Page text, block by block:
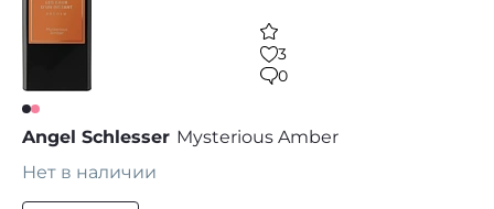
3
0
Angel Schlesser Mysterious Amber
Нет в наличии